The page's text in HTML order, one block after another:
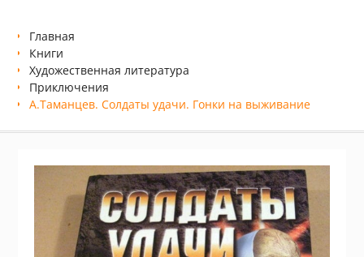
Главная
Книги
Xудожественная литература
Приключения
А.Таманцев. Солдаты удачи. Гонки на выживание